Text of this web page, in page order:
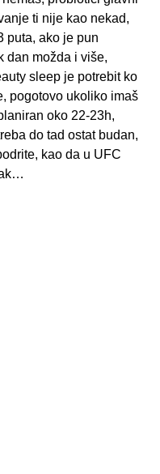
ti nije kao nekad,
puta, ako je pun
dan možda i više,
sleep je potrebit ko
pogotovo ukoliko imaš
oko 22-23h,
do tad ostat budan,
kao da u UFC